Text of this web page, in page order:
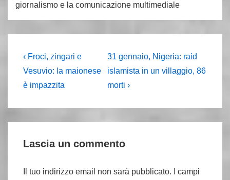
giornalismo e la comunicazione multimediale
Navigazione
articoli
L'articolo
precedente
è
‹ Froci, zingari e
Vesuvio: la maionese
è impazzita
Il
prossimo
articolo
31 gennaio, Nigeria: raid
islamista in un villaggio, 86
morti ›
Lascia un commento
Il tuo indirizzo email non sarà pubblicato. I campi